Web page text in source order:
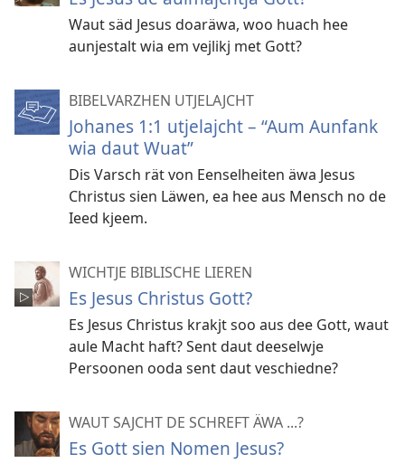
Waut säd Jesus doaräwa, woo huach hee
aunjestalt wia em vejlikj met Gott?
BIBELVARZHEN UTJELAJCHT
Johanes 1:1 utjelajcht – “Aum Aunfank
wia daut Wuat”
Dis Varsch rät von Eenselheiten äwa Jesus
Christus sien Läwen, ea hee aus Mensch no de
Ieed kjeem.
WICHTJE BIBLISCHE LIEREN
Es Jesus Christus Gott?
Es Jesus Christus krakjt soo aus dee Gott, waut
aule Macht haft? Sent daut deeselwje
Persoonen ooda sent daut veschiedne?
WAUT SAJCHT DE SCHREFT ÄWA ...?
Es Gott sien Nomen Jesus?